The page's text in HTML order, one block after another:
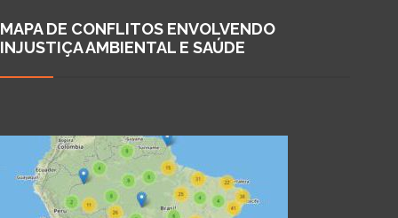
MAPA DE CONFLITOS ENVOLVENDO
INJUSTIÇA AMBIENTAL E SAÚDE